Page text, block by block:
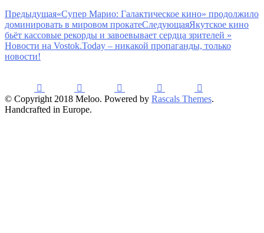
Предыдущая«Супер Марио: Галактическое кино» продолжило
доминировать в мировом прокатеСледующаяЯкутское кино
бьёт кассовые рекорды и завоевывает сердца зрителей »
Новости на Vostok.Today – никакой пропаганды, только
новости!
© Copyright 2018 Meloo. Powered by Rascals Themes.
Handcrafted in Europe.